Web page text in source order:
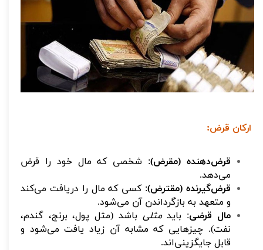
ارکان قرض:
قرض‌دهنده (مقرض): شخصی که مال خود را قرض
می‌دهد.
قرض‌گیرنده (مقترض): کسی که مال را دریافت می‌کند
و متعهد به بازگرداندن آن می‌شود.
مال قرضی: بایدمثلی باشد (مثل پول، برنج، گندم،
نفت). چیزهایی که مشابه آن زیاد یافت می‌شود و
قابل جایگزینی‌اند.